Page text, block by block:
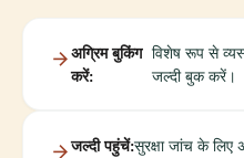
अग्रिम बुकिंग
करें:
विशेष रूप से
जल्दी बुक करें।
जल्दी पहुंचें:सुरक्षा जांच के लिए